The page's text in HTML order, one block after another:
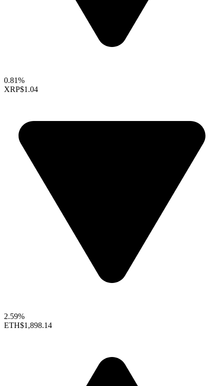
0.81%
XRP$1.04
2.59%
ETH$1,898.14